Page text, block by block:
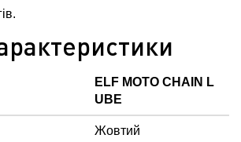
ELF MOTO CHAIN L
UBE
Жовтий